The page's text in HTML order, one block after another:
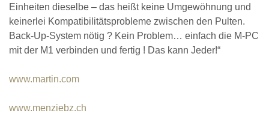
Einheiten dieselbe – das heißt keine Umgewöhnung und
keinerlei Kompatibilitätsprobleme zwischen den Pulten.
Back-Up-System nötig ? Kein Problem… einfach die M-PC
mit der M1 verbinden und fertig ! Das kann Jeder!“
www.martin.com
www.menziebz.ch